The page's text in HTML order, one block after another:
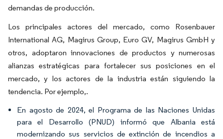
demandas de producción.
Los principales actores del mercado, como Rosenbauer
International AG, Magirus Group, Euro GV, Magirus GmbH y
otros, adoptaron innovaciones de productos y numerosas
alianzas estratégicas para fortalecer sus posiciones en el
mercado, y los actores de la industria están siguiendo la
tendencia. Por ejemplo,.
En agosto de 2024, el Programa de las Naciones Unidas
para el Desarrollo (PNUD) informó que Albania está
modernizando sus servicios de extinción de incendios a